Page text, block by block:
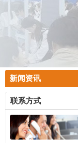
新闻资讯
联系方式